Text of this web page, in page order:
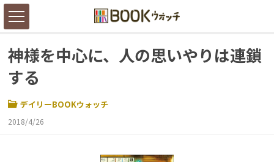
神様を中心に、人の思いやりは連鎖
する
デイリーBOOKウォッチ
2018/4/26